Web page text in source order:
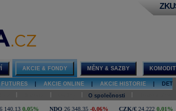
AKCIE & FONDY MĚNY & SAZBY
FUTURES AKCIE ONLINE AKCIE HISTORIE
O společnosti
140,13 0,05% NDQ 26 348,35 -0,06% CZK/€ 24,222 0,01%